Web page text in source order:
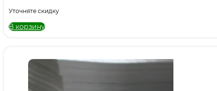
Уточняте скидку
В корзину